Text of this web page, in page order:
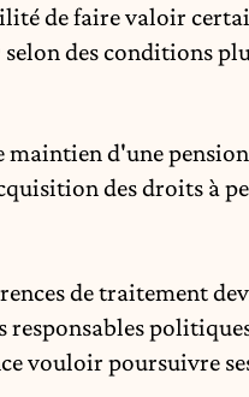
de faire valoir
selon des conditions
maintien d'une
des droits à
de traitement
vouloir poursuivre